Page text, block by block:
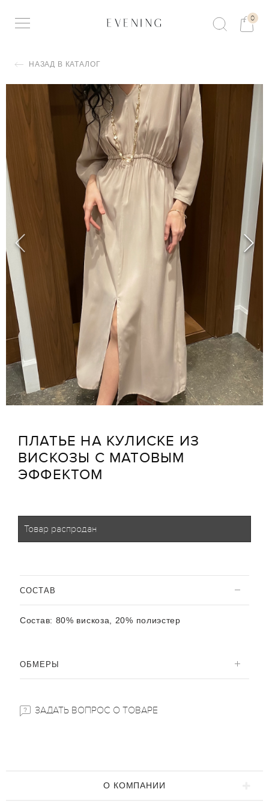
0
НАЗАД В КАТАЛОГ
ПЛАТЬЕ НА КУЛИСКЕ ИЗ
ВИСКОЗЫ С МАТОВЫМ
ЭФФЕКТОМ
Товар распродан
CОСТАВ
Состав: 80% вискоза, 20% полиэстер
ОБМЕРЫ
ЗАДАТЬ ВОПРОС О ТОВАРЕ
О КОМПАНИИ